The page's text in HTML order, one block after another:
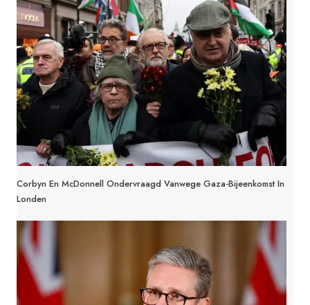
Corbyn En McDonnell Ondervraagd Vanwege Gaza-Bijeenkomst In
Londen